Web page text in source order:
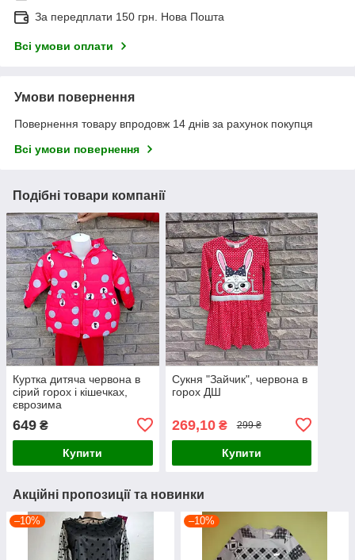
За передплати 150 грн. Нова Пошта
Всі умови оплати
Умови повернення
Повернення товару впродовж 14 днів за рахунок покупця
Всі умови повернення
Подібні товари компанії
Куртка дитяча червона в
сірий горох і кішечках,
єврозима
649 ₴
Купити
Сукня "Зайчик", червона в
горох ДШ
269,10₴ 299 ₴
Купити
Акційні пропозиції та новинки
–10% –10%